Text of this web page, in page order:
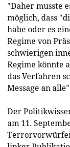
"Daher musste
möglich, dass
habe oder es
Regime von
schwierigen
Regime könnte
das Verfahren
Message an
Der
am 11.